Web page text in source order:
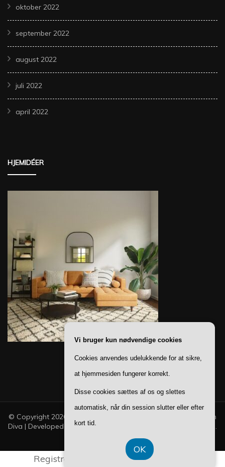
oktober 2022
september 2022
august 2022
juli 2022
april 2022
HJEMIDÉER
© Copyright 2026
Fashion
Diva | Developed ByBlossom Themes
.
Registreringsnummer DK 374 077 39
Vi bruger kun nødvendige cookies
Cookies anvendes udelukkende for at sikre,
at hjemmesiden fungerer korrekt.
Disse cookies sættes af os og slettes
automatisk, når din session slutter eller efter
kort tid.
OK